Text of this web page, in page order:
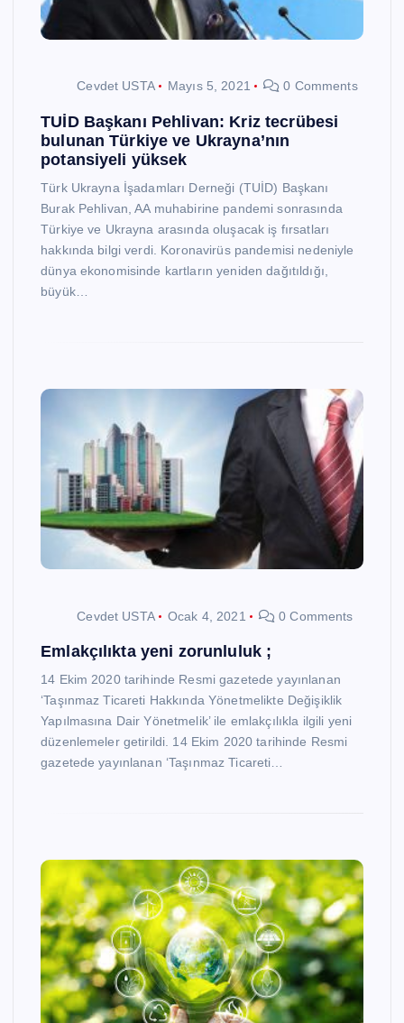
Cevdet USTA Mayıs 5, 2021 0 Comments
TUİD Başkanı Pehlivan: Kriz tecrübesi
bulunan Türkiye ve Ukrayna’nın
potansiyeli yüksek
Türk Ukrayna İşadamları Derneği (TUİD) Başkanı
Burak Pehlivan, AA muhabirine pandemi sonrasında
Türkiye ve Ukrayna arasında oluşacak iş fırsatları
hakkında bilgi verdi. Koronavirüs pandemisi nedeniyle
dünya ekonomisinde kartların yeniden dağıtıldığı,
büyük…
Cevdet USTA Ocak 4, 2021 0 Comments
Emlakçılıkta yeni zorunluluk ;
14 Ekim 2020 tarihinde Resmi gazetede yayınlanan
‘Taşınmaz Ticareti Hakkında Yönetmelikte Değişiklik
Yapılmasına Dair Yönetmelik’ ile emlakçılıkla ilgili yeni
düzenlemeler getirildi. 14 Ekim 2020 tarihinde Resmi
gazetede yayınlanan ‘Taşınmaz Ticareti…